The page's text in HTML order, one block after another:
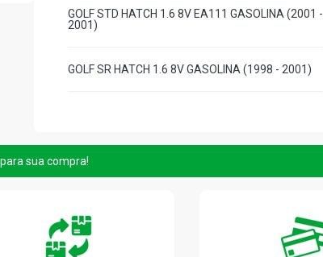
GOLF STD HATCH 1.6 8V EA111 GASOLINA (2001 -
2001)
GOLF SR HATCH 1.6 8V GASOLINA (1998 - 2001)
para sua compra!